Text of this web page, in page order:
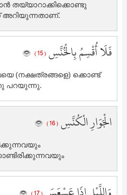
തയ്യാറാക്കിക്കൊണ്ടു
അറിയുന്നതാണ്‌.
فَلَا أُقْسِمُ بِالْخُنَّسِ ( 15 )
(നക്ഷത്രങ്ങളെ) ക്കൊണ്ട്
പറയുന്നു.
الْجَوَارِ الْكُنَّسِ ( 16 )